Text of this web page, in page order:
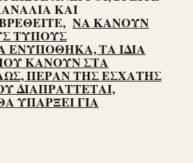
ΚΑΙ
ΝΑ ΚΑΝΟΥΝ
ΤΥΠΟΥΣ
ΕΝΥΠΟΘΗΚΑ, ΤΑ ΙΔΙΑ
ΚΑΝΟΥΝ ΣΤΑ
ΠΕΡΑΝ ΤΗΣ ΕΣΧΑΤΗΣ
ΔΙΑΠΡΑΤΤΕΤΑΙ,
ΥΠΑΡΞΕΙ ΓΙΑ